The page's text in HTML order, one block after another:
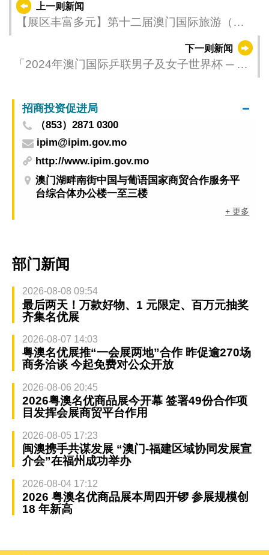
上一则新闻
【展区丰富多元】第十二届澳门国际旅游（产
下一则新闻
「2024年澳门国际乒联男子及女子世界杯 ─ 由
招商投资促进局
（853）2871 0300
ipim@ipim.gov.mo
http://www.ipim.gov.mo
澳门湖畔南街中国与葡语国家商贸合作服务平
台综合体办公楼一至三楼
+ 更多
部门新闻
2026-08-08 09:54
最后两天！万款好物、1 元限定、百万元抽奖
齐集名优展
2026-08-07 14:03
粤澳名优展推“一会展两地”合作 昨促逾270场
商务洽谈 今起免费对公众开放
2026-08-06 20:45
2026粤澳名优商品展今开幕 签署49份合作项
目发挥会展商贸平台作用
2026-08-05 17:23
闽澳携手共谋发展 “澳门-福建区域协同发展宣
介会”在福州成功举办
2026-08-04 17:12
2026 粤澳名优商品展本周四开锣 参展规模创
18 年新高